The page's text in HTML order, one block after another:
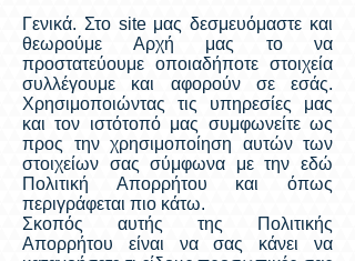
Γενικά. Στο site μας δεσμευόμαστε και
θεωρούμε Αρχή μας το να
προστατεύουμε οποιαδήποτε στοιχεία
συλλέγουμε και αφορούν σε εσάς.
Χρησιμοποιώντας τις υπηρεσίες μας
και τον ιστότοπό μας συμφωνείτε ως
προς την χρησιμοποίηση αυτών των
στοιχείων σας σύμφωνα με την εδώ
Πολιτική Απορρήτου και όπως
περιγράφεται πιο κάτω.
Σκοπός αυτής της Πολιτικής
Απορρήτου είναι να σας κάνει να